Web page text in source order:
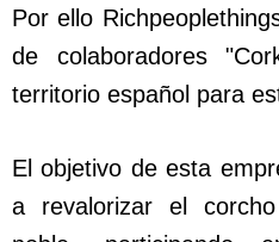
Por ello
de colaboradores
territorio español para
El objetivo de esta
a revalorizar el